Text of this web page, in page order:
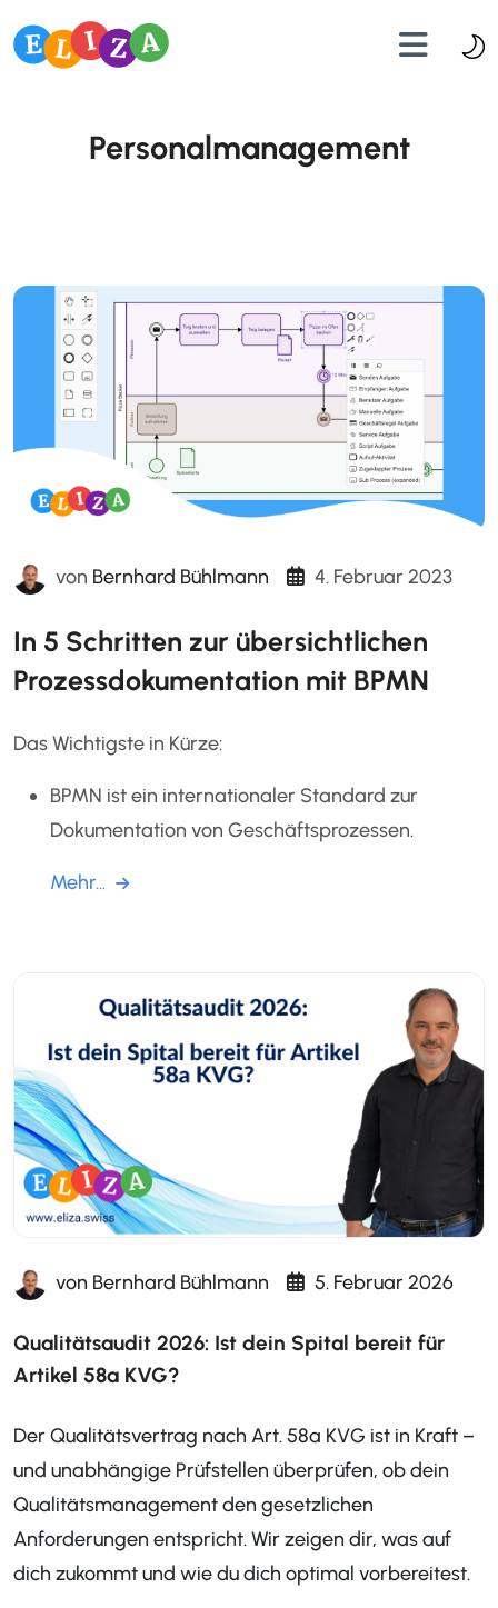
Personalmanagement
von Bernhard Bühlmann 4. Februar 2023
In 5 Schritten zur übersichtlichen
Prozessdokumentation mit BPMN
Das Wichtigste in Kürze:
BPMN ist ein internationaler Standard zur
Dokumentation von Geschäftsprozessen.
Mehr...
von Bernhard Bühlmann 5. Februar 2026
Qualitätsaudit 2026: Ist dein Spital bereit für
Artikel 58a KVG?
Der Qualitätsvertrag nach Art. 58a KVG ist in Kraft –
und unabhängige Prüfstellen überprüfen, ob dein
Qualitätsmanagement den gesetzlichen
Anforderungen entspricht. Wir zeigen dir, was auf
dich zukommt und wie du dich optimal vorbereitest.